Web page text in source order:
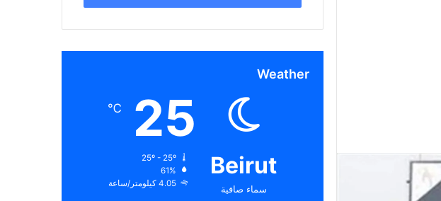
Weather
Beirut
سماء صافية
25
℃
61%
4.05 كيلومتر/ساعة